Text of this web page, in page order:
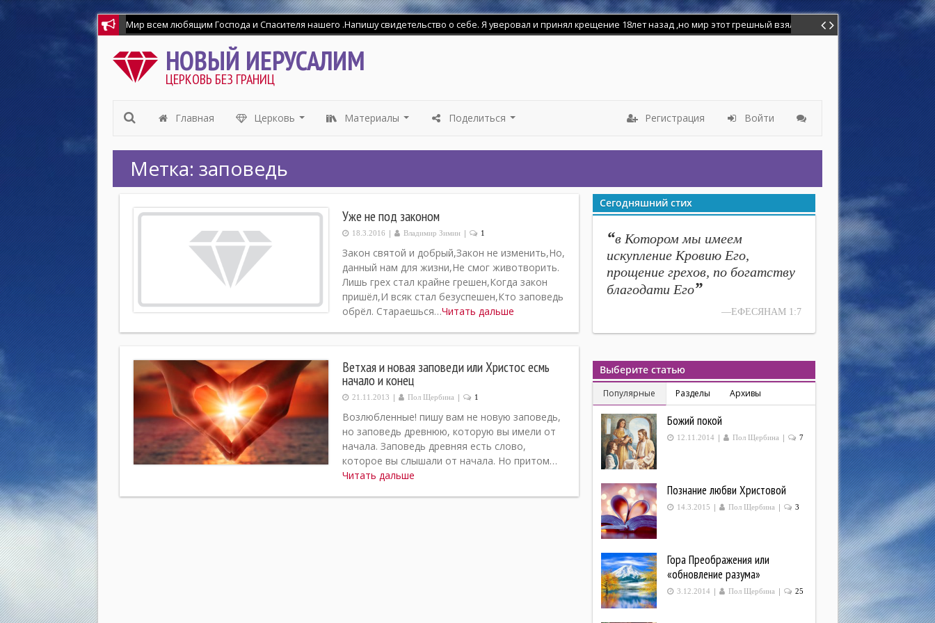
НОВЫЙ ИЕРУСАЛИМ
ЦЕРКОВЬ БЕЗ ГРАНИЦ
Главная Церковь Материалы Поделиться Регистрация Войти
Метка: заповедь
Уже не под законом
18.3.2016 | Владимир Зимин | 1
Закон святой и добрый,Закон не изменить,Но,
данный нам для жизни,Не смог животворить.
Лишь грех стал крайне грешен,Когда закон
пришёл,И всяк стал безуспешен,Кто заповедь
обрёл. Стараешься…Читать дальше
Ветхая и новая заповеди или Христос есмь
начало и конец
21.11.2013 | Пол Щербина | 1
Возлюбленные! пишу вам не новую заповедь,
но заповедь древнюю, которую вы имели от
начала. Заповедь древняя есть слово,
которое вы слышали от начала. Но притом…
Читать дальше
Сегодняшний стих
“в Котором мы имеем
искупление Кровию Его,
прощение грехов, по богатству
благодати Его”
—ЕФЕСЯНАМ 1:7
Выберите статью
Популярные Разделы Архивы
Божий покой
12.11.2014 | Пол Щербина | 7
Познание любви Христовой
14.3.2015 | Пол Щербина | 3
Гора Преображения или
«обновление разума»
3.12.2014 | Пол Щербина | 25